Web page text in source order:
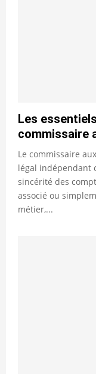
Les
commissaire
Le commissaire
légal indépendant
sincérité des
associé ou
métier,...